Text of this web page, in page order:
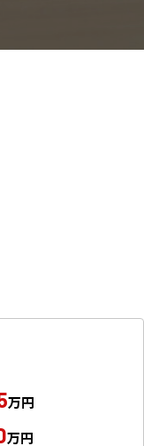
万円
万円